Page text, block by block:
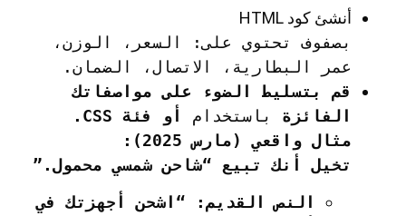
أنشئ كود HTML
بصفوف تحتوي على: السعر، الوزن،
عمر البطارية، الاتصال، الضمان.
قم بتسليط الضوء على مواصفاتك
الفائزة باستخدام
أو فئة CSS.
مثال واقعي (مارس 2025):
تخيل أنك تبيع “شاحن شمسي محمول.”
النص القديم:
“اشحن أجهزتك في